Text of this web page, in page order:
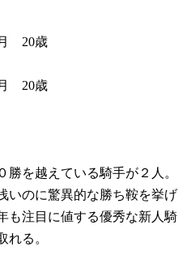
20歳
20歳
を越えている騎手が２人。
いのに驚異的な勝ち鞍を挙げ
も注目に値する優秀な新人騎
れる。